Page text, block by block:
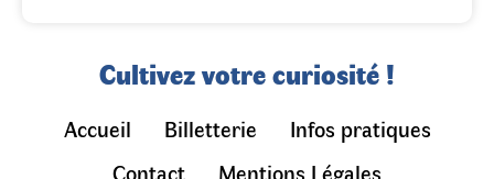
Cultivez votre curiosité !
Accueil Billetterie
Infos pratiques
Contact
Mentions Légales